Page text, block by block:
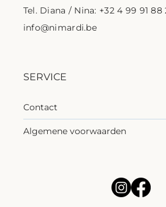
SERVICE
Contact
Algemene voorwaarden
Tel. Diana / Nina: +32 4 99 91 88
info@nimardi.be